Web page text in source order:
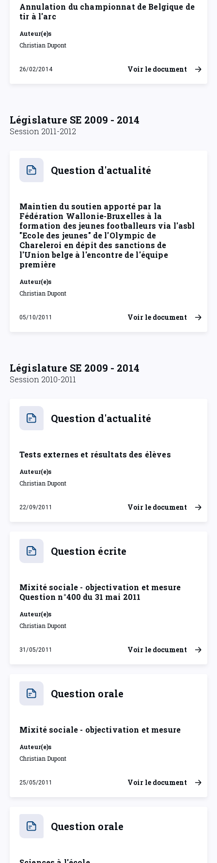
Annulation du championnat de Belgique de
tir à l'arc
Auteur(e)s
Christian Dupont
26/02/2014
mercredi 26 février 2014
Voir le document
Législature SE 2009 - 2014
Session 2011-2012
Question d'actualité
Maintien du soutien apporté par la
Fédération Wallonie-Bruxelles à la
formation des jeunes footballeurs via l'asbl
"Ecole des jeunes" de l'Olympic de
Chareleroi en dépit des sanctions de
l'Union belge à l'encontre de l'équipe
première
Auteur(e)s
Christian Dupont
05/10/2011
mercredi 5 octobre 2011
Voir le document
Législature SE 2009 - 2014
Session 2010-2011
Question d'actualité
Tests externes et résultats des élèves
Auteur(e)s
Christian Dupont
22/09/2011
jeudi 22 septembre 2011
Voir le document
Question écrite
Mixité sociale - objectivation et mesure
Question n°400 du 31 mai 2011
Auteur(e)s
Christian Dupont
31/05/2011
mardi 31 mai 2011
Voir le document
Question orale
Mixité sociale - objectivation et mesure
Auteur(e)s
Christian Dupont
25/05/2011
mercredi 25 mai 2011
Voir le document
Question orale